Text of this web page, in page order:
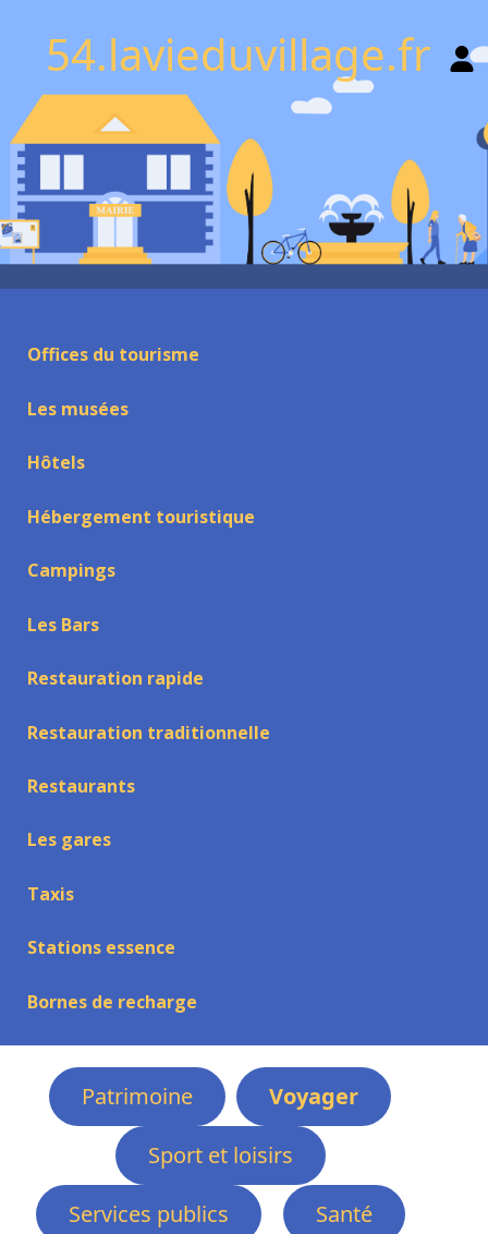
54.lavieduvillage.fr
Offices du tourisme
Les musées
Hôtels
Hébergement touristique
Campings
Les Bars
Restauration rapide
Restauration traditionnelle
Restaurants
Les gares
Taxis
Stations essence
Bornes de recharge
Patrimoine
Voyager
Sport et loisirs
Services publics
Santé